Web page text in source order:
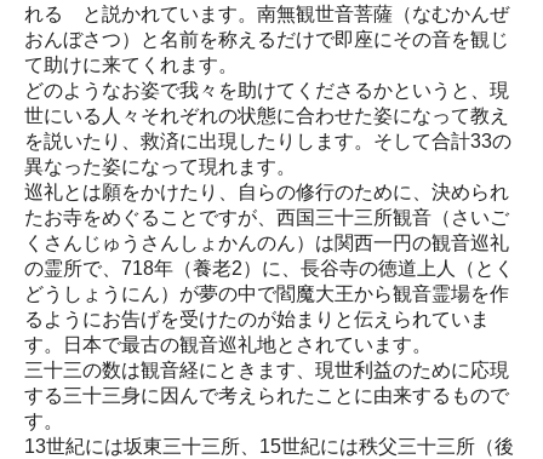
れる と説かれています。南無観世音菩薩（なむかんぜ
おんぼさつ）と名前を称えるだけで即座にその音を観じ
て助けに来てくれます。
どのようなお姿で我々を助けてくださるかというと、現
世にいる人々それぞれの状態に合わせた姿になって教え
を説いたり、救済に出現したりします。そして合計33の
異なった姿になって現れます。
巡礼とは願をかけたり、自らの修行のために、決められ
たお寺をめぐることですが、西国三十三所観音（さいご
くさんじゅうさんしょかんのん）は関西一円の観音巡礼
の霊所で、718年（養老2）に、長谷寺の徳道上人（とく
どうしょうにん）が夢の中で閻魔大王から観音霊場を作
るようにお告げを受けたのが始まりと伝えられていま
す。日本で最古の観音巡礼地とされています。
三十三の数は観音経にときます、現世利益のために応現
する三十三身に因んで考えられたことに由来するもので
す。
13世紀には坂東三十三所、15世紀には秩父三十三所（後